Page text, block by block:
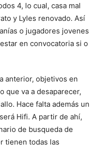
4, lo cual, casa mal
y Lyles renovado. Así
o jugadores jovenes
en convocatoria si o
anterior, objetivos en
que va a desaparecer,
Hace falta además un
Hifi. A partir de ahí,
de busqueda de
tienen todas las